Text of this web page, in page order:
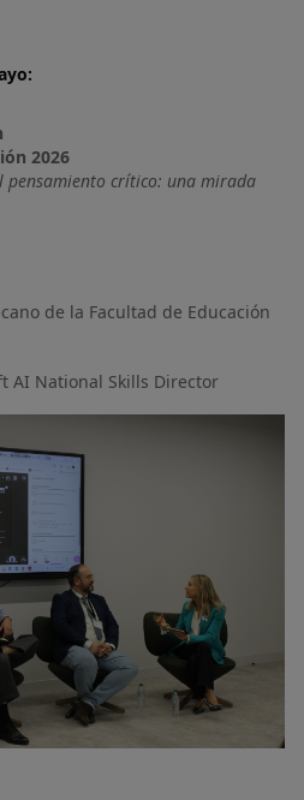
2026
pensamiento crítico: una mirada
de la Facultad de Educación
AI National Skills Director